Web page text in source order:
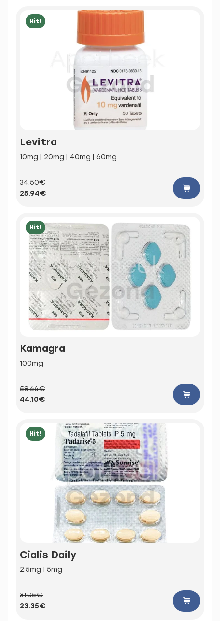
Hit!
Levitra
10mg | 20mg | 40mg | 60mg
34.50€
25.94€
Hit!
Kamagra
100mg
58.66€
44.10€
Hit!
Cialis Daily
2.5mg | 5mg
31.05€
23.35€